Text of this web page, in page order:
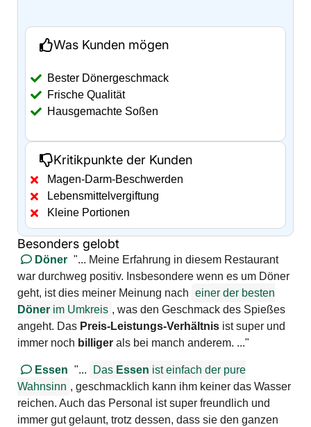
Was Kunden mögen
Bester Dönergeschmack
Frische Qualität
Hausgemachte Soßen
Kritikpunkte der Kunden
Magen-Darm-Beschwerden
Lebensmittelvergiftung
Kleine Portionen
Besonders gelobt
Döner "... Meine Erfahrung in diesem Restaurant
war durchweg positiv. Insbesondere wenn es um Döner
geht, ist dies meiner Meinung nach einer der besten
Döner im Umkreis , was den Geschmack des Spießes
angeht. Das Preis-Leistungs-Verhältnis ist super und
immer noch billiger als bei manch anderem. ..."
Essen "... Das Essen ist einfach der pure
Wahnsinn , geschmacklich kann ihm keiner das Wasser
reichen. Auch das Personal ist super freundlich und
immer gut gelaunt, trotz dessen, dass sie den ganzen